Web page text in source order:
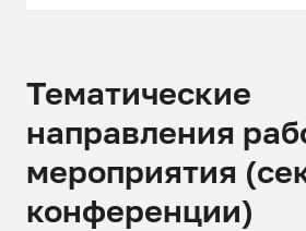
Тематические
направления
мероприятия
конференции)